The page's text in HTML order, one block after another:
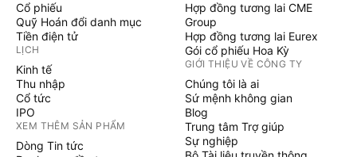
Cổ phiếu
Quỹ Hoán đổi danh mục
Tiền điện tử
LỊCH
Kinh tế
Thu nhập
Cổ tức
IPO
XEM THÊM SẢN PHẨM
Dòng Tin tức
Hợp đồng tương lai CME
Group
Hợp đồng tương lai Eurex
Gói cổ phiếu Hoa Kỳ
GIỚI THIỆU VỀ CÔNG TY
Chúng tôi là ai
Sứ mệnh không gian
Blog
Trung tâm Trợ giúp
Sự nghiệp